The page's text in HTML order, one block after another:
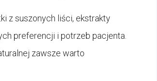
z suszonych liści, ekstrakty
preferencji i potrzeb pacjenta.
zawsze warto